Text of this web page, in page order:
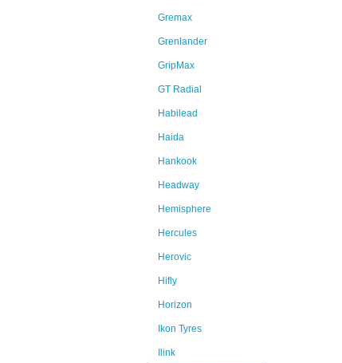
Gremax
Grenlander
GripMax
GT Radial
Habilead
Haida
Hankook
Headway
Hemisphere
Hercules
Herovic
Hifly
Horizon
Ikon Tyres
Ilink